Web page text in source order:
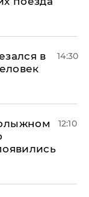
в
14:30
12:10